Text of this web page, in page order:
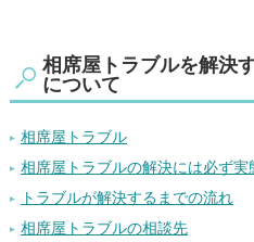
相席屋トラブルを解決
について
相席屋トラブル
相席屋トラブルの解決には必ず実
トラブルが解決するまでの流れ
相席屋トラブルの相談先